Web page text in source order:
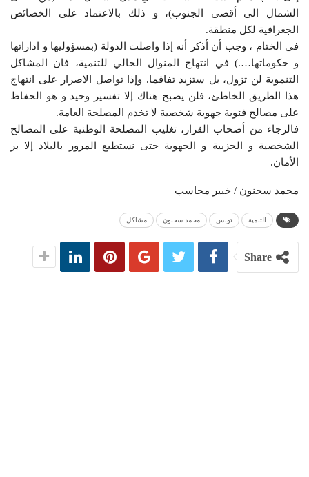
الشمال الى أقصى الجنوب)، و ذلك بالاعتماد على الخصائص
الجغرافية لكل منطقة.
في الختام ، وجب أن أذكر أنه إذا واصلت الدولة (بمسؤوليها و اداراتها
و حكوماتها….) في انتهاج المنوال الحالي للتنمية، فان المشاكل
التنموية لن تزول، بل ستزيد تفاقما. وإذا تواصل الاصرار على انتهاج
هذا الطريق الخاطئ، فلن يصبح هناك إلا تفسير وحيد و هو الحفاظ
على مصالح فئوية جهوية شخصية لا تخدم المصلحة العامة.
فالرجاء من أصحاب القرار، تغليب المصلحة الوطنية على المصالح
الشخصية و الحزبية و الجهوية حتى نستطيع المرور بالبلاد إلا بر
الأمان.
محمد سحنون / خبير محاسب
التنمية تونس محمد سحنون مشاكل
Share